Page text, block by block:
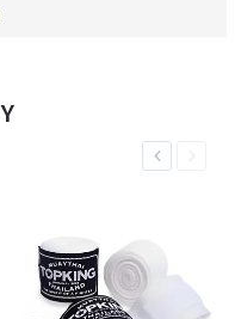
PreviousNext